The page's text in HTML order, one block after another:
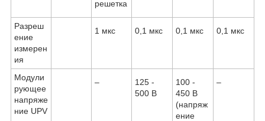
решетка
Разреш
ение
измерен
ия
1 мкс 0,1 мкс 0,1 мкс 0,1 мкс
Модули
рующее
напряже
ние UPV
–
125 -
500 В
100 -
450 В
(напряж
ение
–